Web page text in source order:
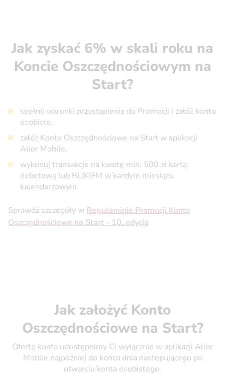
Jak zyskać 6% w skali roku na
Koncie Oszczędnościowym na
Start?
spełnij warunki przystąpienia do Promocji i załóż konto
osobiste,
załóż Konto Oszczędnościowe na Start w aplikacji
Alior Mobile,
wykonuj transakcje na kwotę min. 500 zł kartą
debetową lub BLIKIEM w każdym miesiącu
kalendarzowym
Sprawdź szczegóły w Regulaminie Promocji Konto
Oszczędnościowe na Start - 10. edycja
Jak założyć Konto
Oszczędnościowe na Start?
Ofertę konta udostępnimy Ci wyłącznie w aplikacji Alior
Mobile najpóźniej do końca dnia następującego po
otwarciu konta osobistego.